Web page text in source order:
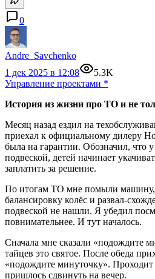
0
Andre_Savchenko
1 дек 2025 в 12:08
5.3K
Управление проектами *
История из жизни про ТО и не
Месяц назад ездил на
приехал к официальному дилеру
была на гарантии. Обозначил, что
подвеской, детей начинает
заплатить за решение.
По итогам ТО мне помыли машину,
балансировку колёс и развал-
подвеской не нашли. Я убедил
повнимательнее. И тут началось.
Сначала мне сказали «подождите
тайцев это святое. После обеда
«подождите минуточку». Проходит
пришлось сдвинуть на вечер.